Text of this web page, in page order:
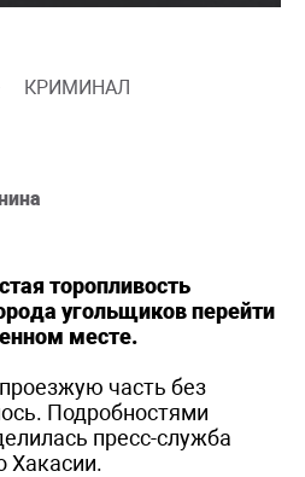
КРИМИНАЛ
торопливость
угольщиков перейти
месте.
часть без
Подробностями
пресс-служба
Хакасии.